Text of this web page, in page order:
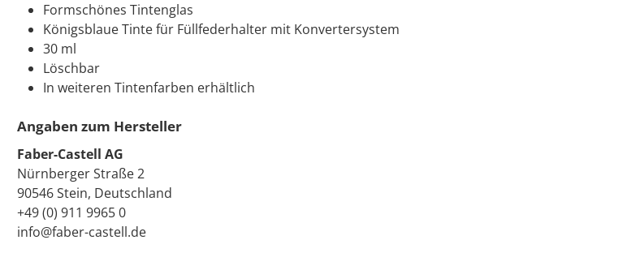
Formschönes Tintenglas
Königsblaue Tinte für Füllfederhalter mit Konvertersystem
30 ml
Löschbar
In weiteren Tintenfarben erhältlich
Angaben zum Hersteller
Faber-Castell AG
Nürnberger Straße 2
90546 Stein, Deutschland
+49 (0) 911 9965 0
info@faber-castell.de